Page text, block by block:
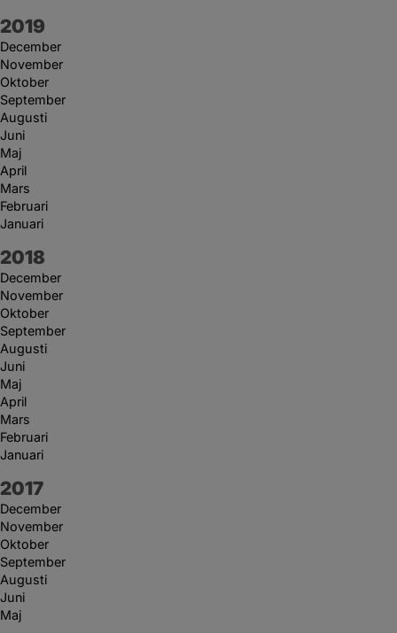
År:
2019
December
November
Oktober
September
Augusti
Juni
Maj
April
Mars
Februari
Januari
År:
2018
December
November
Oktober
September
Augusti
Juni
Maj
April
Mars
Februari
Januari
År:
2017
December
November
Oktober
September
Augusti
Juni
Maj